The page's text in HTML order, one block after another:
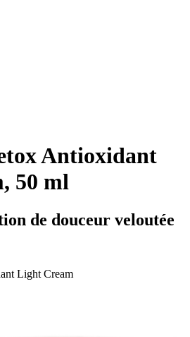
Antioxidant
50 ml
de douceur veloutée
Light Cream